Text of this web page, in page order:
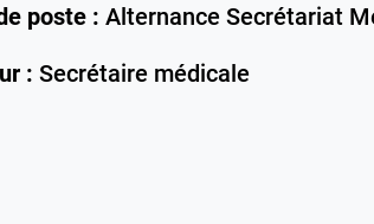
poste : Alternance Secrétariat
: Secrétaire médicale